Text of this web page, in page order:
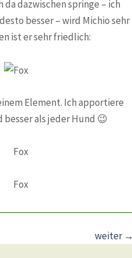
da dazwischen springe – ich
besser – wird Michio sehr
ist er sehr friedlich:
Element. Ich apportiere
besser als jeder Hund 😉
weiter